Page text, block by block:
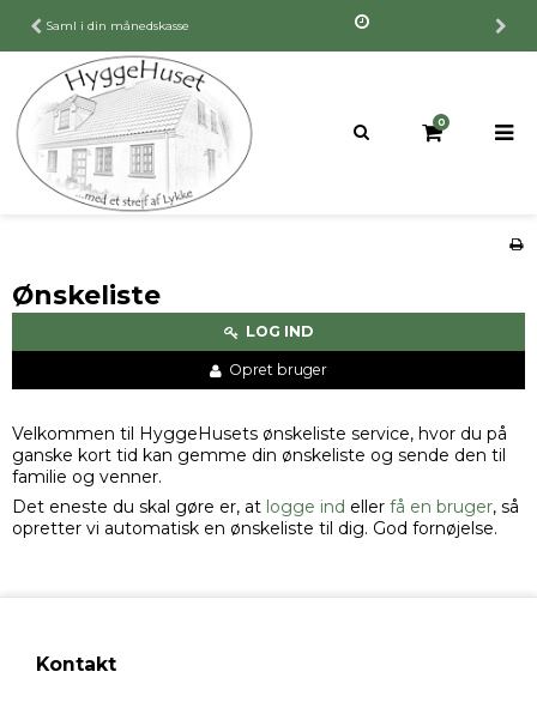
Saml i din månedskasse
0
Ønskeliste
LOG IND
Opret bruger
Velkommen til HyggeHusets ønskeliste service, hvor du på
ganske kort tid kan gemme din ønskeliste og sende den til
familie og venner.
Det eneste du skal gøre er, at logge ind eller få en bruger, så
opretter vi automatisk en ønskeliste til dig. God fornøjelse.
Kontakt